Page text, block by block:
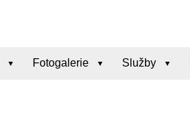
Fotogalerie Služby